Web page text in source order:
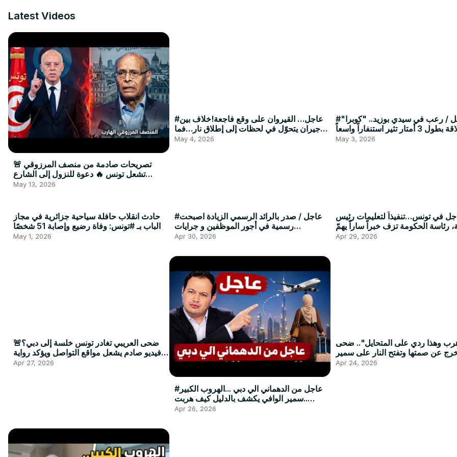
Latest Videos
🚨 تصريحات صادمة من منصف المرزوقي
تشعل تونس 🔥 دعوة للنزول إلى الشارع
May 13, 2026
#عاجل… القيروان على وقع فاجعة!خلاف بين
جيران يتحوّل في لحظات إلى إطلاق نار…فما
الذي حدث بالضبط؟
May 4, 2026
#عاجل / رعب في سيدي بوزيد.. "كوبرا"
3 أمتار تثير استنفاراً واسعاً
May 3, 2026
حادث انقلاب حافلة سياحية جزائرية في مجاز
الباب بـ #تونس: وفاة رضيع وإصابة 51 شخصًا
May 1, 2026
#عاجل / صدر بالرائد الرسمي الزيادة اصبحت
رسمية في أجور الموظفين و جرايات
Apr 30, 2026
في تونس…تنفيذاً لتعليمات رئيس
رئاسة الحكومة تزف خبراً ساراً يهمّ
التونسيين.
Apr 29, 2026
🚨ضحى العريبي تغادر تونس خلسة إلى دبي؟
فيديو صادم يشعل مواقع التواصل ويؤكد رواية
سمير الوافي
Apr 27, 2026
#عاجل من الدهماني الي دبي ...الهروب الكبير
..سمير الوافي يكشف بالدليل كيف هربت
Apr 26, 2026
وهذا ردي على المتحايل".. ضحى
عن صمتها وتفتح النار على سمير
الوافي
Apr 24, 2026